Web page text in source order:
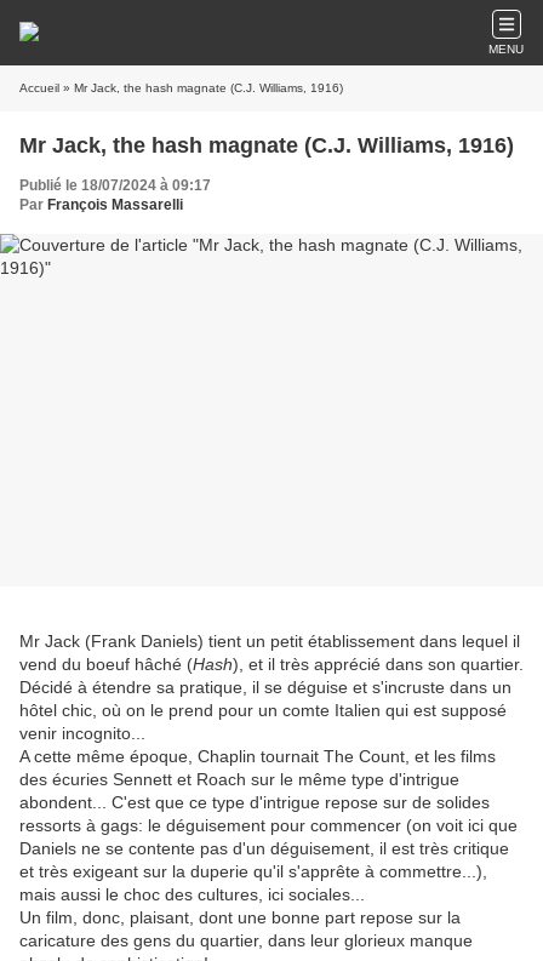
MENU
Accueil » Mr Jack, the hash magnate (C.J. Williams, 1916)
Mr Jack, the hash magnate (C.J. Williams, 1916)
Publié le 18/07/2024 à 09:17
Par François Massarelli
Mr Jack (Frank Daniels) tient un petit établissement dans lequel il
vend du boeuf hâché (Hash), et il très apprécié dans son quartier.
Décidé à étendre sa pratique, il se déguise et s'incruste dans un
hôtel chic, où on le prend pour un comte Italien qui est supposé
venir incognito...
A cette même époque, Chaplin tournait The Count, et les films
des écuries Sennett et Roach sur le même type d'intrigue
abondent... C'est que ce type d'intrigue repose sur de solides
ressorts à gags: le déguisement pour commencer (on voit ici que
Daniels ne se contente pas d'un déguisement, il est très critique
et très exigeant sur la duperie qu'il s'apprête à commettre...),
mais aussi le choc des cultures, ici sociales...
Un film, donc, plaisant, dont une bonne part repose sur la
caricature des gens du quartier, dans leur glorieux manque